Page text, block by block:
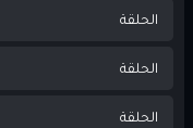
الحلقة
الحلقة
الحلقة